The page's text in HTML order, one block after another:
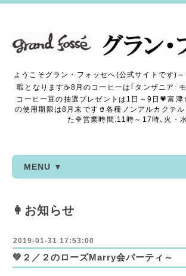
ようこそグラン・フォッセへ(公式サイトです)
暇となります☕8月のコーヒーは｢タンザニア･
コーヒー豆の抽選プレゼントは1日～9日💗富津
の使用期限は8月末です🥤各種ノンアルカクテ
た🔷営業時間:11時～17時､火・
MENU ▼
👩お知らせ
2019-01-31 17:53:00
💚２／２のローズMarry会パーティ～